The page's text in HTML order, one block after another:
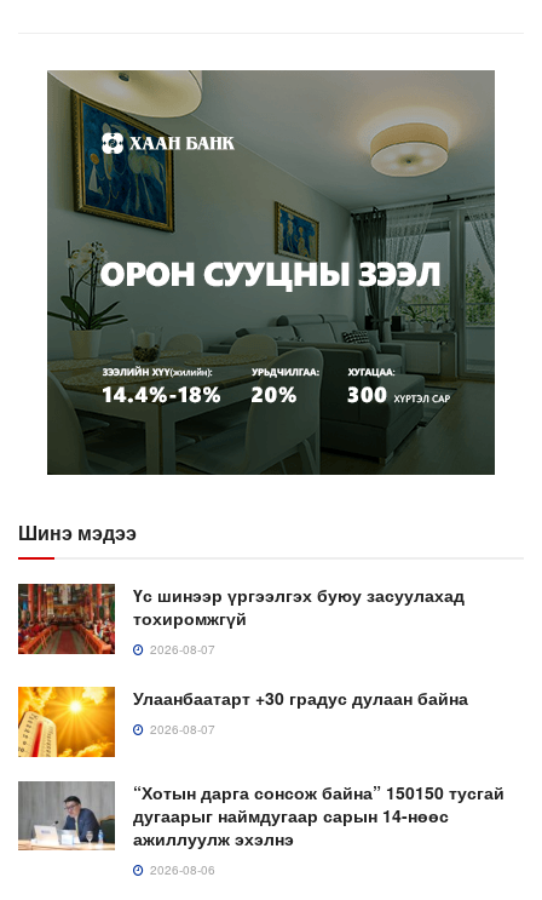
Шинэ мэдээ
Үс шинээр үргээлгэх буюу засуулахад
тохиромжгүй
2026-08-07
Улаанбаатарт +30 градус дулаан байна
2026-08-07
“Хотын дарга сонсож байна” 150150 тусгай
дугаарыг наймдугаар сарын 14-нөөс
ажиллуулж эхэлнэ
2026-08-06